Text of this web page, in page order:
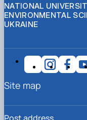
NATIONAL
ENVIRONMENTAL
UKRAINE
Site map